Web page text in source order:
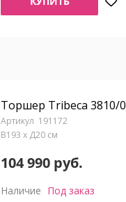
Торшер Tribeca 3810/
191172
В193 x Д20 см
104 990 руб.
Наличие Под заказ